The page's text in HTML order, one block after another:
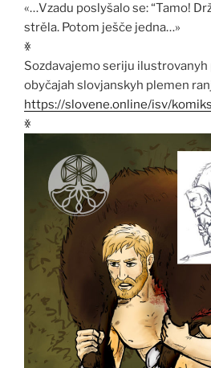
«…Vzadu poslyšalo se: “Tamo!
strěla. Potom ješče jedna…»
ꏍ
Sozdavajemo seriju
obyčajah slovjanskyh plemen
https://slovene.online/isv/
ꏍ